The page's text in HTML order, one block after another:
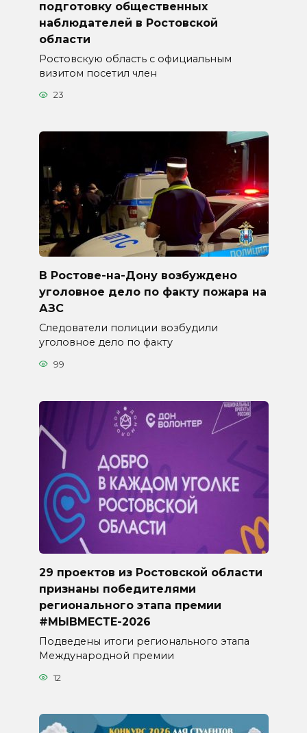
подготовку общественных
наблюдателей в Ростовской
области
Ростовскую область с официальным
визитом посетил член
23
В Ростове-на-Дону возбуждено
уголовное дело по факту пожара на
АЗС
Следователи полиции возбудили
уголовное дело по факту
99
29 проектов из Ростовской области
признаны победителями
регионального этапа премии
#МЫВМЕСТЕ-2026
Подведены итоги регионального этапа
Международной премии
12